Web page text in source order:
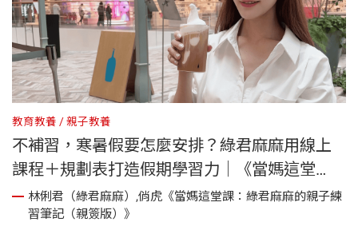
教育教養 親子教養
不補習，寒暑假要怎麼安排？綠君麻麻用線上
課程＋規劃表打造假期學習力｜《當媽這堂
課》林俐君（綠君麻麻）,俏虎《當媽這堂課：綠君麻麻的親子練
習筆記（親簽版）》